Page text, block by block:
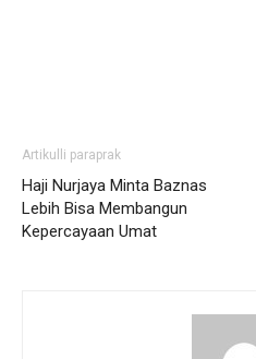
Artikulli paraprak
Haji Nurjaya Minta Baznas
Lebih Bisa Membangun
Kepercayaan Umat